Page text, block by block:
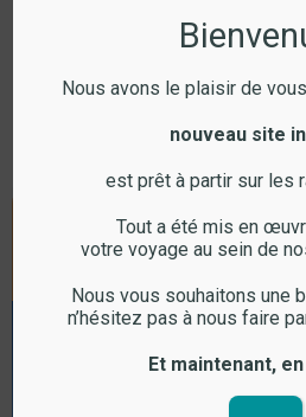
Voyage
Nous avons le plaisir de
nouveau site
est prêt à partir sur les
Tout a été mis en
votre voyage au sein de
Nous vous souhaitons une
n’hésitez pas à nous faire
Et maintenant,